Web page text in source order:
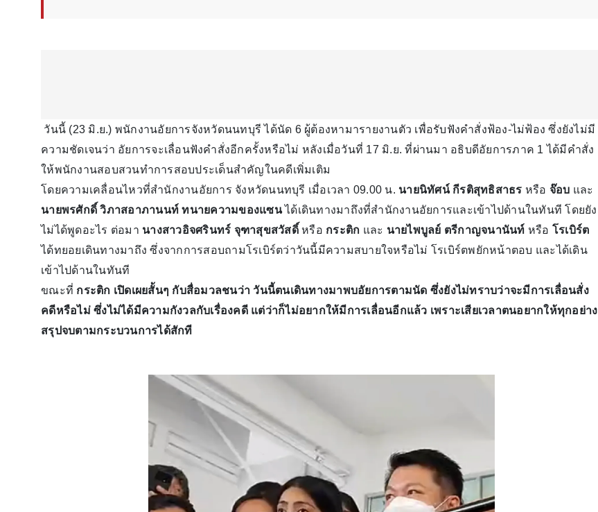
วันนี้ (23 มิ.ย.) พนักงานอัยการจังหวัดนนทบุรี ได้นัด 6 ผู้ต้องหามารายงานตัว เพื่อรับฟังคำสั่งฟ้อง-ไม่ฟ้อง ซึ่งยังไม่มี
ความชัดเจนว่า อัยการจะเลื่อนฟังคำสั่งอีกครั้งหรือไม่ หลังเมื่อวันที่ 17 มิ.ย. ที่ผ่านมา อธิบดีอัยการภาค 1 ได้มีคำสั่ง
ให้พนักงานสอบสวนทำการสอบประเด็นสำคัญในคดีเพิ่มเติม
โดยความเคลื่อนไหวที่สำนักงานอัยการ จังหวัดนนทบุรี เมื่อเวลา 09.00 น. นายนิทัศน์ กีรติสุทธิสาธร หรือ จ๊อบ และ
นายพรศักดิ์ วิภาสอาภานนท์ ทนายความของแซนได้เดินทางมาถึงที่สำนักงานอัยการและเข้าไปด้านในทันที โดยยัง
ไม่ได้พูดอะไร ต่อมา นางสาวอิจศรินทร์ จุฑาสุขสวัสดิ์ หรือ กระติก และ นายไพบูลย์ ตรีกาญจนานันท์ หรือ โรเบิร์ต
ได้ทยอยเดินทางมาถึง ซึ่งจากการสอบถามโรเบิร์ตว่าวันนี้มีความสบายใจหรือไม่ โรเบิร์ตพยักหน้าตอบ และได้เดิน
เข้าไปด้านในทันที
ขณะที่ กระติก เปิดเผยสั้นๆ กับสื่อมวลชนว่า วันนี้ตนเดินทางมาพบอัยการตามนัด ซึ่งยังไม่ทราบว่าจะมีการเลื่อนสั่ง
คดีหรือไม่ ซึ่งไม่ได้มีความกังวลกับเรื่องคดี แต่ว่าก็ไม่อยากให้มีการเลื่อนอีกแล้ว เพราะเสียเวลาตนอยากให้ทุกอย่าง
สรุปจบตามกระบวนการได้สักที